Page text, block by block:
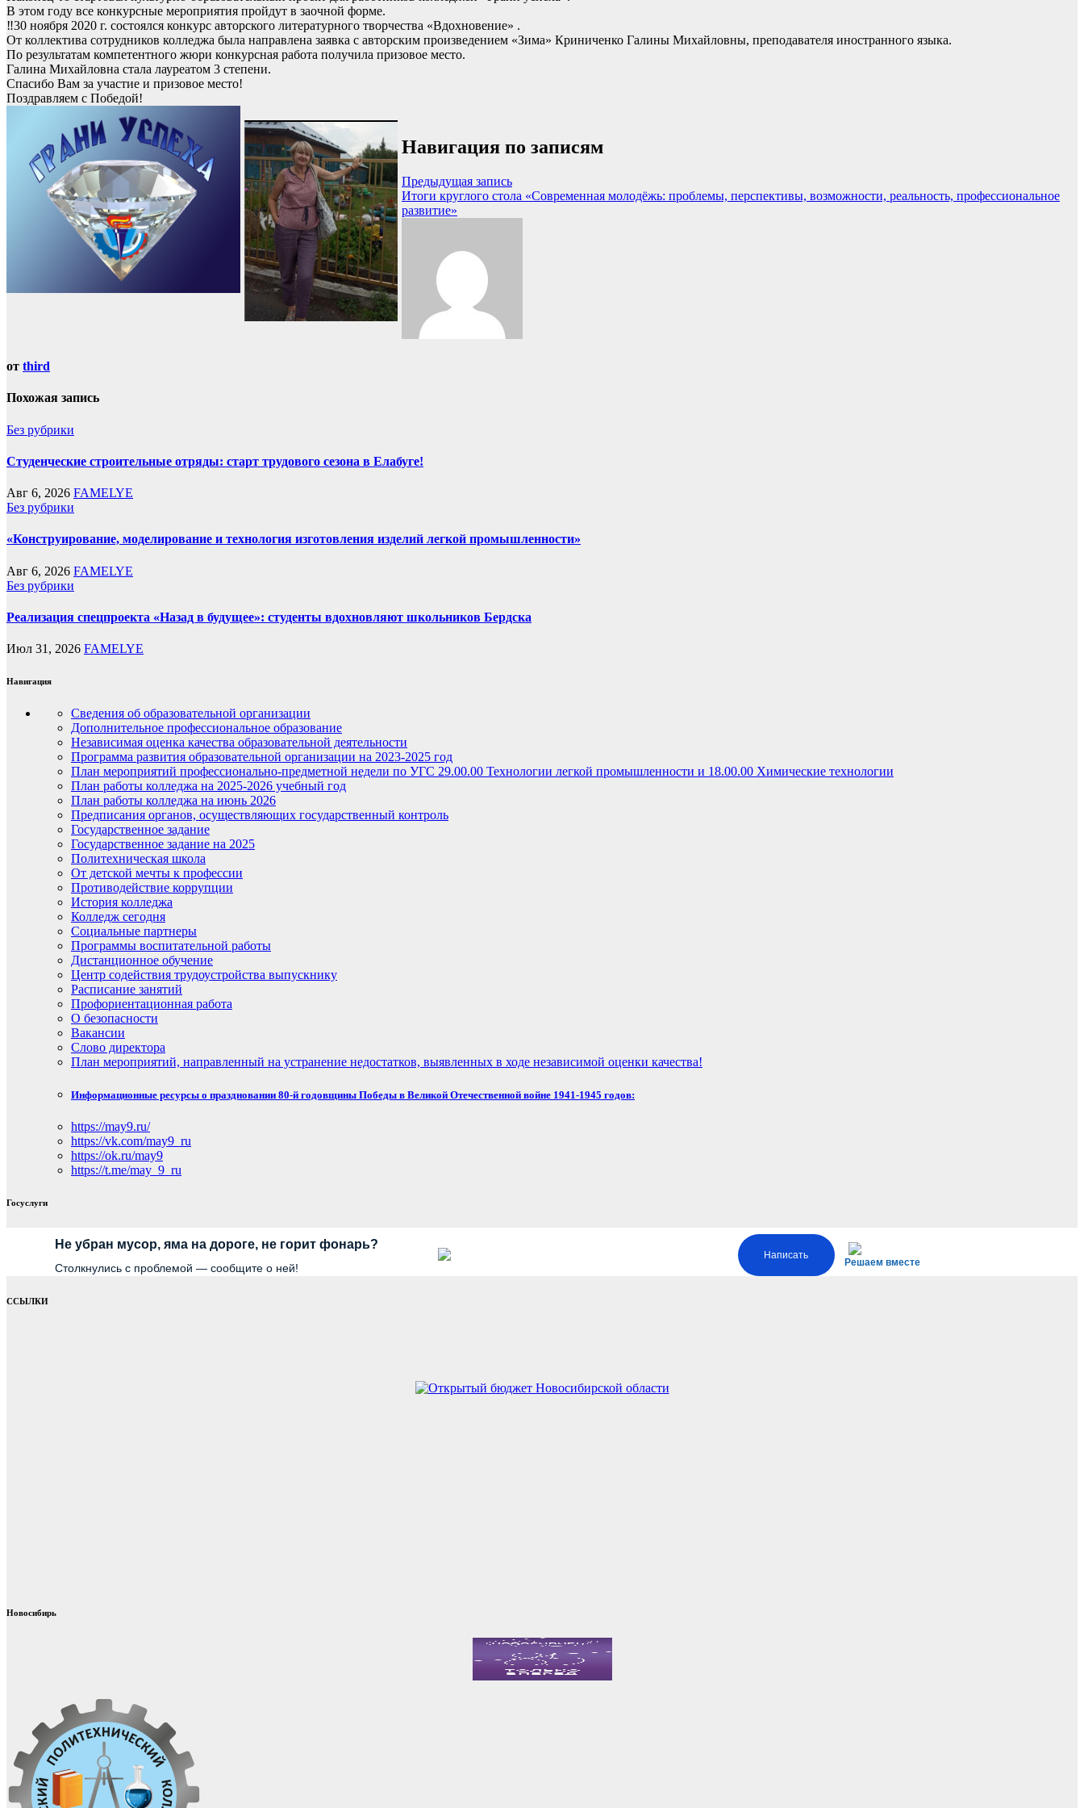
В этом году все конкурсные мероприятия пройдут в заочной форме.
‼30 ноября 2020 г. состоялся конкурс авторского литературного творчества «Вдохновение» .
От коллектива сотрудников колледжа была направлена заявка с авторским произведением «Зима» Криниченко Галины Михайловны, преподавателя иностранного языка.
По результатам компетентного жюри конкурсная работа получила призовое место.
Галина Михайловна стала лауреатом 3 степени.
Спасибо Вам за участие и призовое место!
Поздравляем с Победой!
Навигация по записям
Предыдущая запись
Итоги круглого стола «Современная молодёжь: проблемы, перспективы, возможности, реальность, профессиональное
развитие»
от third
Похожая запись
Без рубрики
Студенческие строительные отряды: старт трудового сезона в Елабуге!
Авг 6, 2026 FAMELYE
Без рубрики
«Конструирование, моделирование и технология изготовления изделий легкой промышленности»
Авг 6, 2026 FAMELYE
Без рубрики
Реализация спецпроекта «Назад в будущее»: студенты вдохновляют школьников Бердска
Июл 31, 2026 FAMELYE
Навигация
Сведения об образовательной организации
Дополнительное профессиональное образование
Независимая оценка качества образовательной деятельности
Программа развития образовательной организации на 2023-2025 год
План мероприятий профессионально-предметной недели по УГС 29.00.00 Технологии легкой промышленности и 18.00.00 Химические технологии
План работы колледжа на 2025-2026 учебный год
План работы колледжа на июнь 2026
Предписания органов, осуществляющих государственный контроль
Государственное задание
Государственное задание на 2025
Политехническая школа
От детской мечты к профессии
Противодействие коррупции
История колледжа
Колледж сегодня
Социальные партнеры
Программы воспитательной работы
Дистанционное обучение
Центр содействия трудоустройства выпускнику
Расписание занятий
Профориентационная работа
О безопасности
Вакансии
Слово директора
План мероприятий, направленный на устранение недостатков, выявленных в ходе независимой оценки качества!
Информационные ресурсы о праздновании 80-й годовщины Победы в Великой Отечественной войне 1941-1945 годов:
https://may9.ru/
https://vk.com/may9_ru
https://ok.ru/may9
https://t.me/may_9_ru
Госуслуги
Не убран мусор, яма на дороге, не горит фонарь?
Столкнулись с проблемой — сообщите о ней!
Написать
Решаем вместе
ССЫЛКИ
Новосибирь